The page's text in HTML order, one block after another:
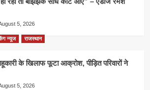
5, 2026
न्यूज राजस्थान
के खिलाफ फूटा आक्रोश, पीड़ित परिवारों ने
5, 2026